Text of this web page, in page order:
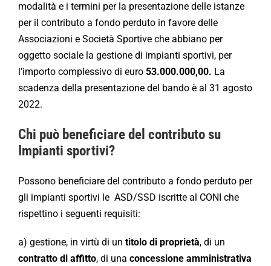
modalità e i termini per la presentazione delle istanze
per il contributo a fondo perduto in favore delle
Associazioni e Società Sportive che abbiano per
oggetto sociale la gestione di impianti sportivi, per
l’importo complessivo di euro 53.000.000,00. La
scadenza della presentazione del bando è al 31 agosto
2022.
Chi può beneficiare del contributo su
Impianti sportivi?
Possono beneficiare del contributo a fondo perduto per
gli impianti sportivi le ASD/SSD iscritte al CONI che
rispettino i seguenti requisiti:
a) gestione, in virtù di un titolo di proprietà, di un
contratto di affitto, di una concessione amministrativa